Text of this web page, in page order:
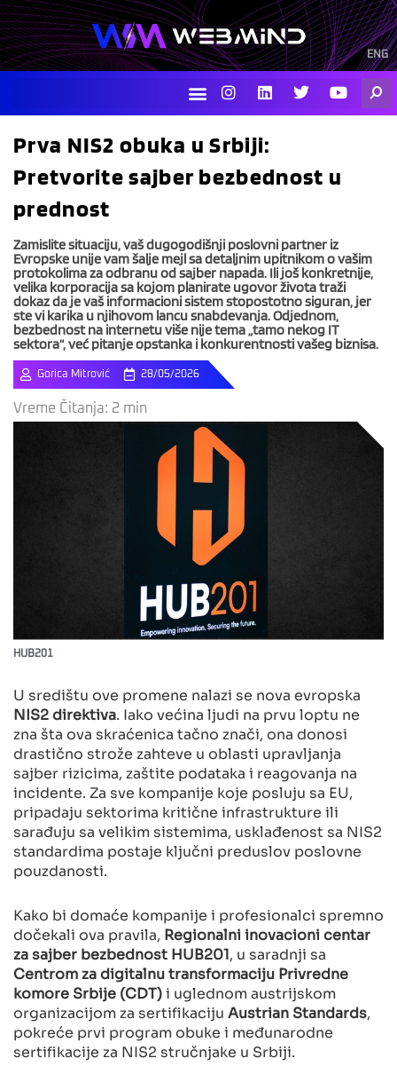
Skip
to
content
ENG
I
n
s
a
r
L
i
n
e
i
T
w
i
r
Y
o
u
e
Prva NIS2 obuka u Srbiji:
Pretvorite sajber bezbednost u
prednost
Zamislite situaciju, vaš dugogodišnji poslovni partner iz
Evropske unije vam šalje mejl sa detaljnim upitnikom o vašim
protokolima za odbranu od sajber napada. Ili još konkretnije,
velika korporacija sa kojom planirate ugovor života traži
dokaz da je vaš informacioni sistem stopostotno siguran, jer
ste vi karika u njihovom lancu snabdevanja. Odjednom,
bezbednost na internetu više nije tema „tamo nekog IT
sektora“, već pitanje opstanka i konkurentnosti vašeg biznisa.
Gorica Mitrović 28/05/2026
Vreme Čitanja: 2 min
HUB201
U središtu ove promene nalazi se nova evropska
NIS2 direktiva. Iako većina ljudi na prvu loptu ne
zna šta ova skraćenica tačno znači, ona donosi
drastično strože zahteve u oblasti upravljanja
sajber rizicima, zaštite podataka i reagovanja na
incidente. Za sve kompanije koje posluju sa EU,
pripadaju sektorima kritične infrastrukture ili
sarađuju sa velikim sistemima, usklađenost sa NIS2
standardima postaje ključni preduslov poslovne
pouzdanosti.
Kako bi domaće kompanije i profesionalci spremno
dočekali ova pravila, Regionalni inovacioni centar
za sajber bezbednost HUB201, u saradnji sa
Centrom za digitalnu transformaciju Privredne
komore Srbije (CDT)i uglednom austrijskom
organizacijom za sertifikaciju Austrian Standards,
pokreće prvi program obuke i međunarodne
sertifikacije za NIS2 stručnjake u Srbiji.